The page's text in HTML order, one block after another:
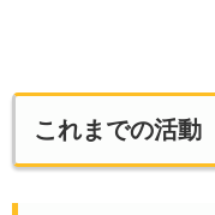
これまでの活動
KRA BLOG
リンク